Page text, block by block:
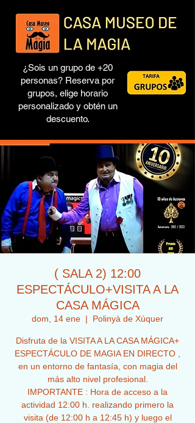
¿Sois un grupo de +20
personas? Reserva por
grupos, elige horario
personalizado y obtén un
descuento.
( SALA 2) 12:00
ESPECTÁCULO+VISITA A LA
CASA MÁGICA
dom, 14 ene
  |
Polinyà de Xúquer
Disfruta de la VISITA A LA CASA MÁGICA+
ESPECTÁCULO DE MAGIA EN DIRECTO ,
en un entorno de fantasía, con magia del
más alto nivel profesional.
IMPORTANTE : Hora de acceso a la
actividad 12:00 h. realizando primero la
visita (de 12:00 h a 12:45 h) y luego el